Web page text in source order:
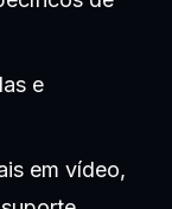
e
em vídeo,